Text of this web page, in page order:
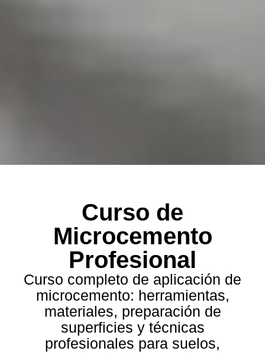
Curso de
Microcemento
Profesional
Curso completo de aplicación de
microcemento: herramientas,
materiales, preparación de
superficies y técnicas
profesionales para suelos,